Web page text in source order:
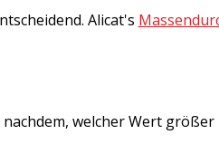
Alicat's
welcher Wert größer